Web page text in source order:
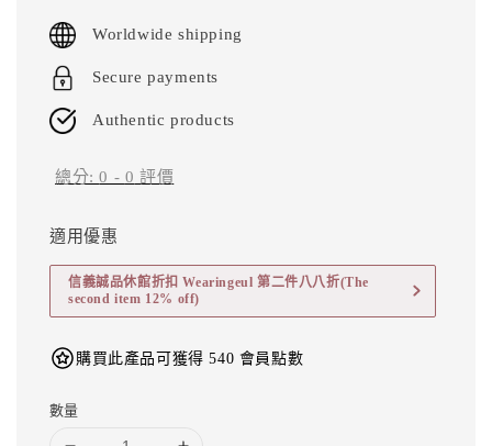
price
Worldwide shipping
Secure payments
Authentic products
總分:0 - 0 評價
適用優惠
信義誠品休館折扣 Wearingeul 第二件八八折(The
second item 12% off)
購買此產品可獲得 540 會員點數
數量